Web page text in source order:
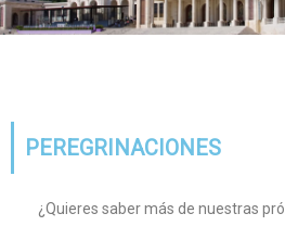
PEREGRINACIONES
¿Quieres saber más de nuestras